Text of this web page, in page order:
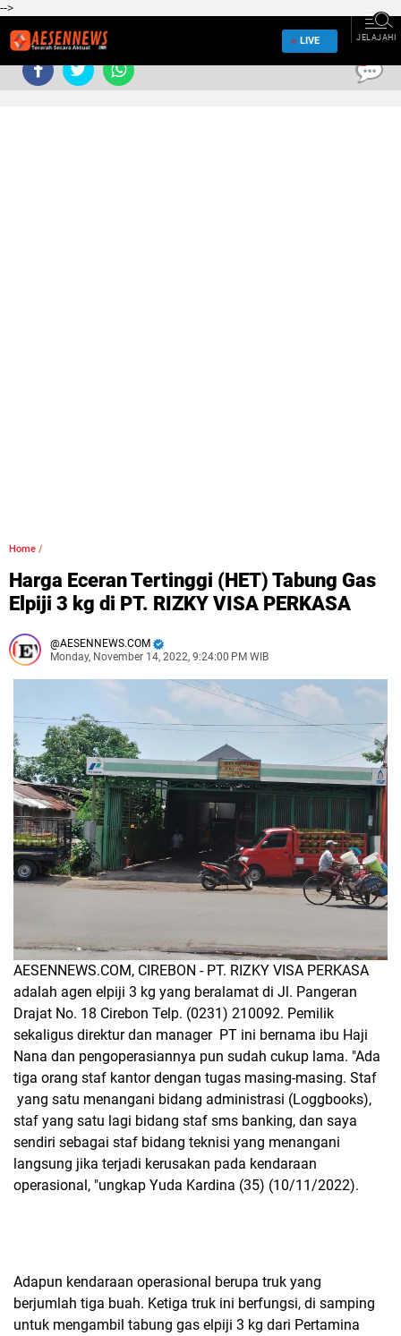
-->
LIVE JELAJAHI
Home /
Harga Eceran Tertinggi (HET) Tabung Gas
Elpiji 3 kg di PT. RIZKY VISA PERKASA
AESENNEWS.COM
Monday, November 14, 2022, 9:24:00 PM WIB
AESENNEWS.COM, CIREBON - PT. RIZKY VISA PERKASA
adalah agen elpiji 3 kg yang beralamat di Jl. Pangeran
Drajat No. 18 Cirebon Telp. (0231) 210092. Pemilik
sekaligus direktur dan manager PT ini bernama ibu Haji
Nana dan pengoperasiannya pun sudah cukup lama. "Ada
tiga orang staf kantor dengan tugas masing-masing. Staf
yang satu menangani bidang administrasi (Loggbooks),
staf yang satu lagi bidang staf sms banking, dan saya
sendiri sebagai staf bidang teknisi yang menangani
langsung jika terjadi kerusakan pada kendaraan
operasional, "ungkap Yuda Kardina (35) (10/11/2022).
Adapun kendaraan operasional berupa truk yang
berjumlah tiga buah. Ketiga truk ini berfungsi, di samping
untuk mengambil tabung gas elpiji 3 kg dari Pertamina